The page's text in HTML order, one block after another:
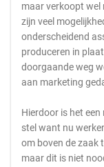
maar verkoopt wel
zijn veel
onderscheidend
produceren in
doorgaande weg
aan marketing
Hierdoor is het
stel want nu
om boven de zaak
maar dit is niet